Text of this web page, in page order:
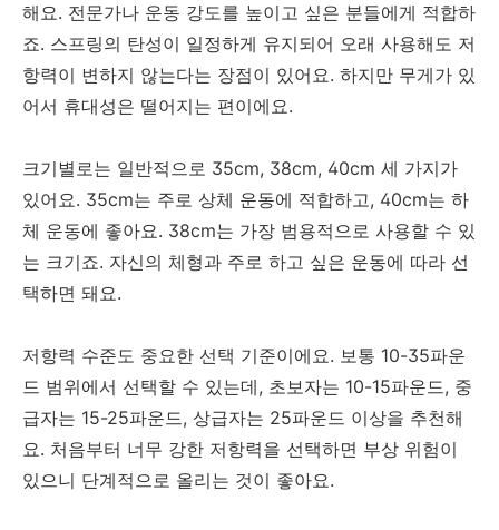
해요. 전문가나 운동 강도를 높이고 싶은 분들에게 적합하
죠. 스프링의 탄성이 일정하게 유지되어 오래 사용해도 저
항력이 변하지 않는다는 장점이 있어요. 하지만 무게가 있
어서 휴대성은 떨어지는 편이에요.
크기별로는 일반적으로 35cm, 38cm, 40cm 세 가지가
있어요. 35cm는 주로 상체 운동에 적합하고, 40cm는 하
체 운동에 좋아요. 38cm는 가장 범용적으로 사용할 수 있
는 크기죠. 자신의 체형과 주로 하고 싶은 운동에 따라 선
택하면 돼요.
저항력 수준도 중요한 선택 기준이에요. 보통 10-35파운
드 범위에서 선택할 수 있는데, 초보자는 10-15파운드, 중
급자는 15-25파운드, 상급자는 25파운드 이상을 추천해
요. 처음부터 너무 강한 저항력을 선택하면 부상 위험이
있으니 단계적으로 올리는 것이 좋아요.